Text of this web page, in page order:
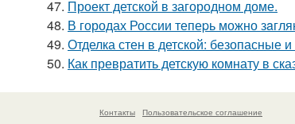
47. Проект детской в загородном доме.
48. В городах России тепеpь можно
49. Отделка стен в детской: безопасные
50. Как превратить детскую комнату в
Контакты Пользовательское соглашение